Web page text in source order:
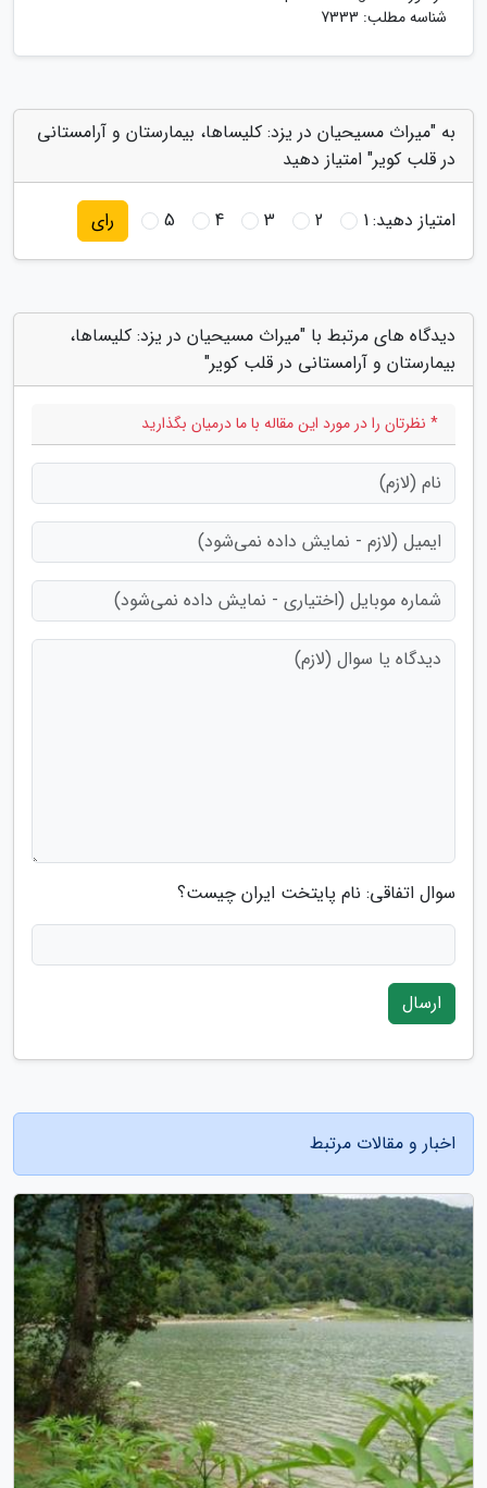
شناسه مطلب: 7333
به "میراث مسیحیان در یزد: کلیساها، بیمارستان و آرامستانی
در قلب کویر" امتیاز دهید
امتیاز دهید:1
2
3
4
5 رای
دیدگاه های مرتبط با "میراث مسیحیان در یزد: کلیساها،
بیمارستان و آرامستانی در قلب کویر"
* نظرتان را در مورد این مقاله با ما درمیان بگذارید
سوال اتفاقی: نام پایتخت ایران چیست؟
ارسال
اخبار و مقالات مرتبط